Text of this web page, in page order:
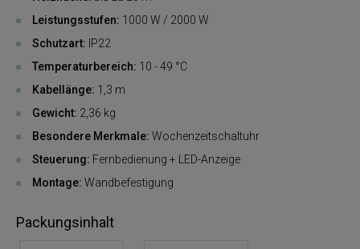
Leistungsstufen: 1000 W / 2000 W
Schutzart: IP22
Temperaturbereich: 10 - 49 °C
Kabellänge: 1,3 m
Gewicht: 2,36 kg
Besondere Merkmale: Wochenzeitschaltuhr
Steuerung: Fernbedienung + LED-Anzeige
Montage: Wandbefestigung
Packungsinhalt